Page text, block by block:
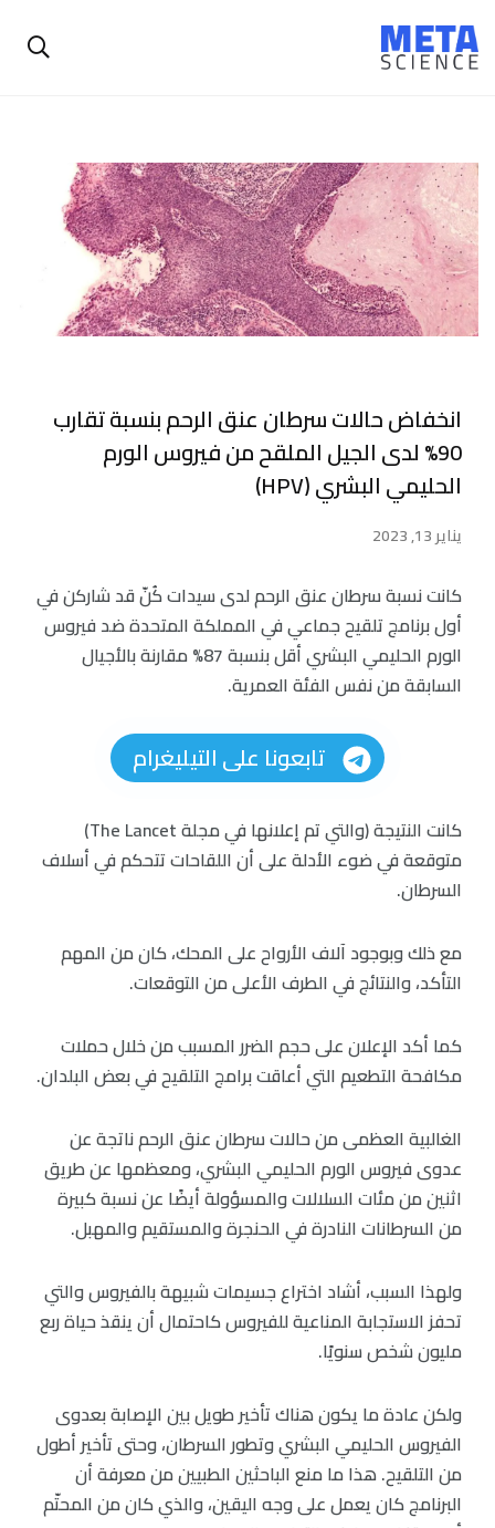
انخفاض حالات سرطان عنق الرحم بنسبة تقارب
90% لدى الجيل الملقح من فيروس الورم
الحليمي البشري (HPV)
يناير 13, 2023
كانت نسبة سرطان عنق الرحم لدى سيدات كُنّ قد شاركن في
أول برنامج تلقيح جماعي في المملكة المتحدة ضد فيروس
الورم الحليمي البشري أقل بنسبة 87% مقارنة بالأجيال
السابقة من نفس الفئة العمرية.
تابعونا على التيليغرام
كانت النتيجة (والتي تم إعلانها في مجلة The Lancet)
متوقعة في ضوء الأدلة على أن اللقاحات تتحكم في أسلاف
السرطان.
مع ذلك وبوجود آلاف الأرواح على المحك، كان من المهم
التأكد، والنتائج في الطرف الأعلى من التوقعات.
كما أكد الإعلان على حجم الضرر المسبب من خلال حملات
مكافحة التطعيم التي أعاقت برامج التلقيح في بعض البلدان.
الغالبية العظمى من حالات سرطان عنق الرحم ناتجة عن
عدوى فيروس الورم الحليمي البشري، ومعظمها عن طريق
اثنين من مئات السلالات والمسؤولة أيضًا عن نسبة كبيرة
من السرطانات النادرة في الحنجرة والمستقيم والمهبل.
ولهذا السبب، أشاد اختراع جسيمات شبيهة بالفيروس والتي
تحفز الاستجابة المناعية للفيروس كاحتمال أن ينقذ حياة ربع
مليون شخص سنويًا.
ولكن عادة ما يكون هناك تأخير طويل بين الإصابة بعدوى
الفيروس الحليمي البشري وتطور السرطان، وحتى تأخير أطول
من التلقيح. هذا ما منع الباحثين الطبيين من معرفة أن
البرنامج كان يعمل على وجه اليقين، والذي كان من المحتّم